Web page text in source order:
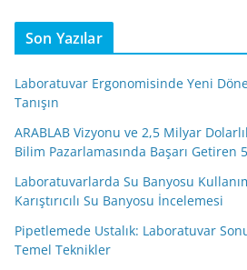
Son Yazılar
Laboratuvar Ergonomisinde Yeni
Tanışın
ARABLAB Vizyonu ve 2,5 Milyar
Bilim Pazarlamasında Başarı Getiren
Laboratuvarlarda Su Banyosu
Karıştırıcılı Su Banyosu İncelemesi
Pipetlemede Ustalık: Laboratuvar
Temel Teknikler